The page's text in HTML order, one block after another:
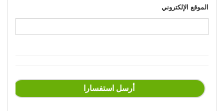
الموقع الإلكتروني
أرسل استفسارا